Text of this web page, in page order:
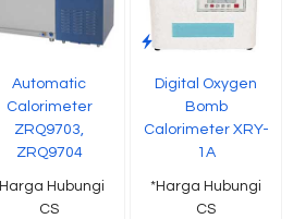
Automatic
Calorimeter
ZRQ9703,
ZRQ9704
Hubungi
CS
Digital Oxygen
Bomb
Calorimeter XRY-
1A
*Harga Hubungi
CS